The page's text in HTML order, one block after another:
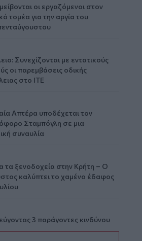
οι εργαζόμενοι στον
τομέα για την αργία του
Συνεχίζονται με εντατικούς
οι παρεμβάσεις οδικής
στο ΙΤΕ
Απτέρα υποδέχεται τον
Σταμπόγλη σε μια
συναυλία
τα ξενοδοχεία στην Κρήτη – Ο
καλύπτει το χαμένο έδαφος
3 παράγοντες κινδύνου
13 επιπλέον χρόνια χωρίς